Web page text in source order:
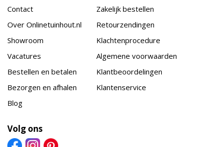
Contact
Over Onlinetuinhout.nl
Showroom
Vacatures
Bestellen en betalen
Bezorgen en afhalen
Blog
Zakelijk bestellen
Retourzendingen
Klachtenprocedure
Algemene voorwaarden
Klantbeoordelingen
Klantenservice
Volg ons